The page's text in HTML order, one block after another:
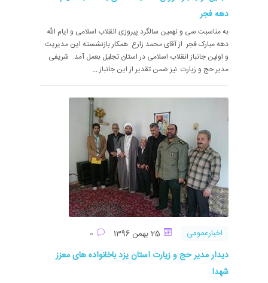
دهه فجر
به مناسبت سی و نهمین سالگرد پیروزی انقلاب اسلامی و ایام الله
دهه مبارک فجر از آقای محمد زارع همکار بازنشسته این مدیریت
و اولین جانباز انقلاب اسلامی در استان تجلیل بعمل آمد. شریفی
مدیر حج و زیارت نیز ضمن تقدیر از این جانباز ...
اخبارعمومی
دیدار مدیر حج و زیارت استان یزد باخانواده های معزز
شهدا